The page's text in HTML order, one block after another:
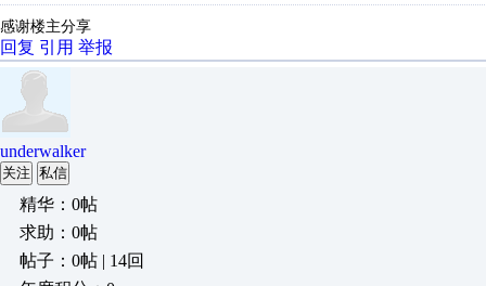
感谢楼主分享
回复 引用 举报
underwalker
关注 私信
精华：0帖
求助：0帖
帖子：0帖 | 14回